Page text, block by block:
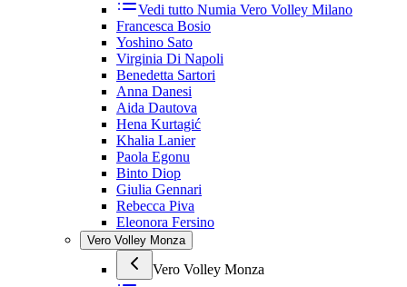
Vedi tutto Numia Vero Volley Milano
Francesca Bosio
Yoshino Sato
Virginia Di Napoli
Benedetta Sartori
Anna Danesi
Aida Dautova
Hena Kurtagić
Khalia Lanier
Paola Egonu
Binto Diop
Giulia Gennari
Rebecca Piva
Eleonora Fersino
Vero Volley Monza
Vero Volley Monza